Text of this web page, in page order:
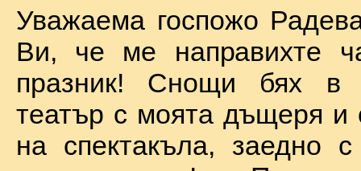
Уважаема госпожо
Ви, че ме направихте
празник! Снощи бях в
театър с моята дъщеря и
на спектакъла, заедно с